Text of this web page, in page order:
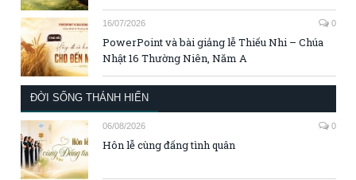
16/07/2026 0
PowerPoint và bài giảng lễ Thiếu Nhi – Chúa
Nhật 16 Thường Niên, Năm A
ĐỜI SỐNG THÁNH HIẾN
06/08/2026 0
Hôn lễ cùng đấng tình quân